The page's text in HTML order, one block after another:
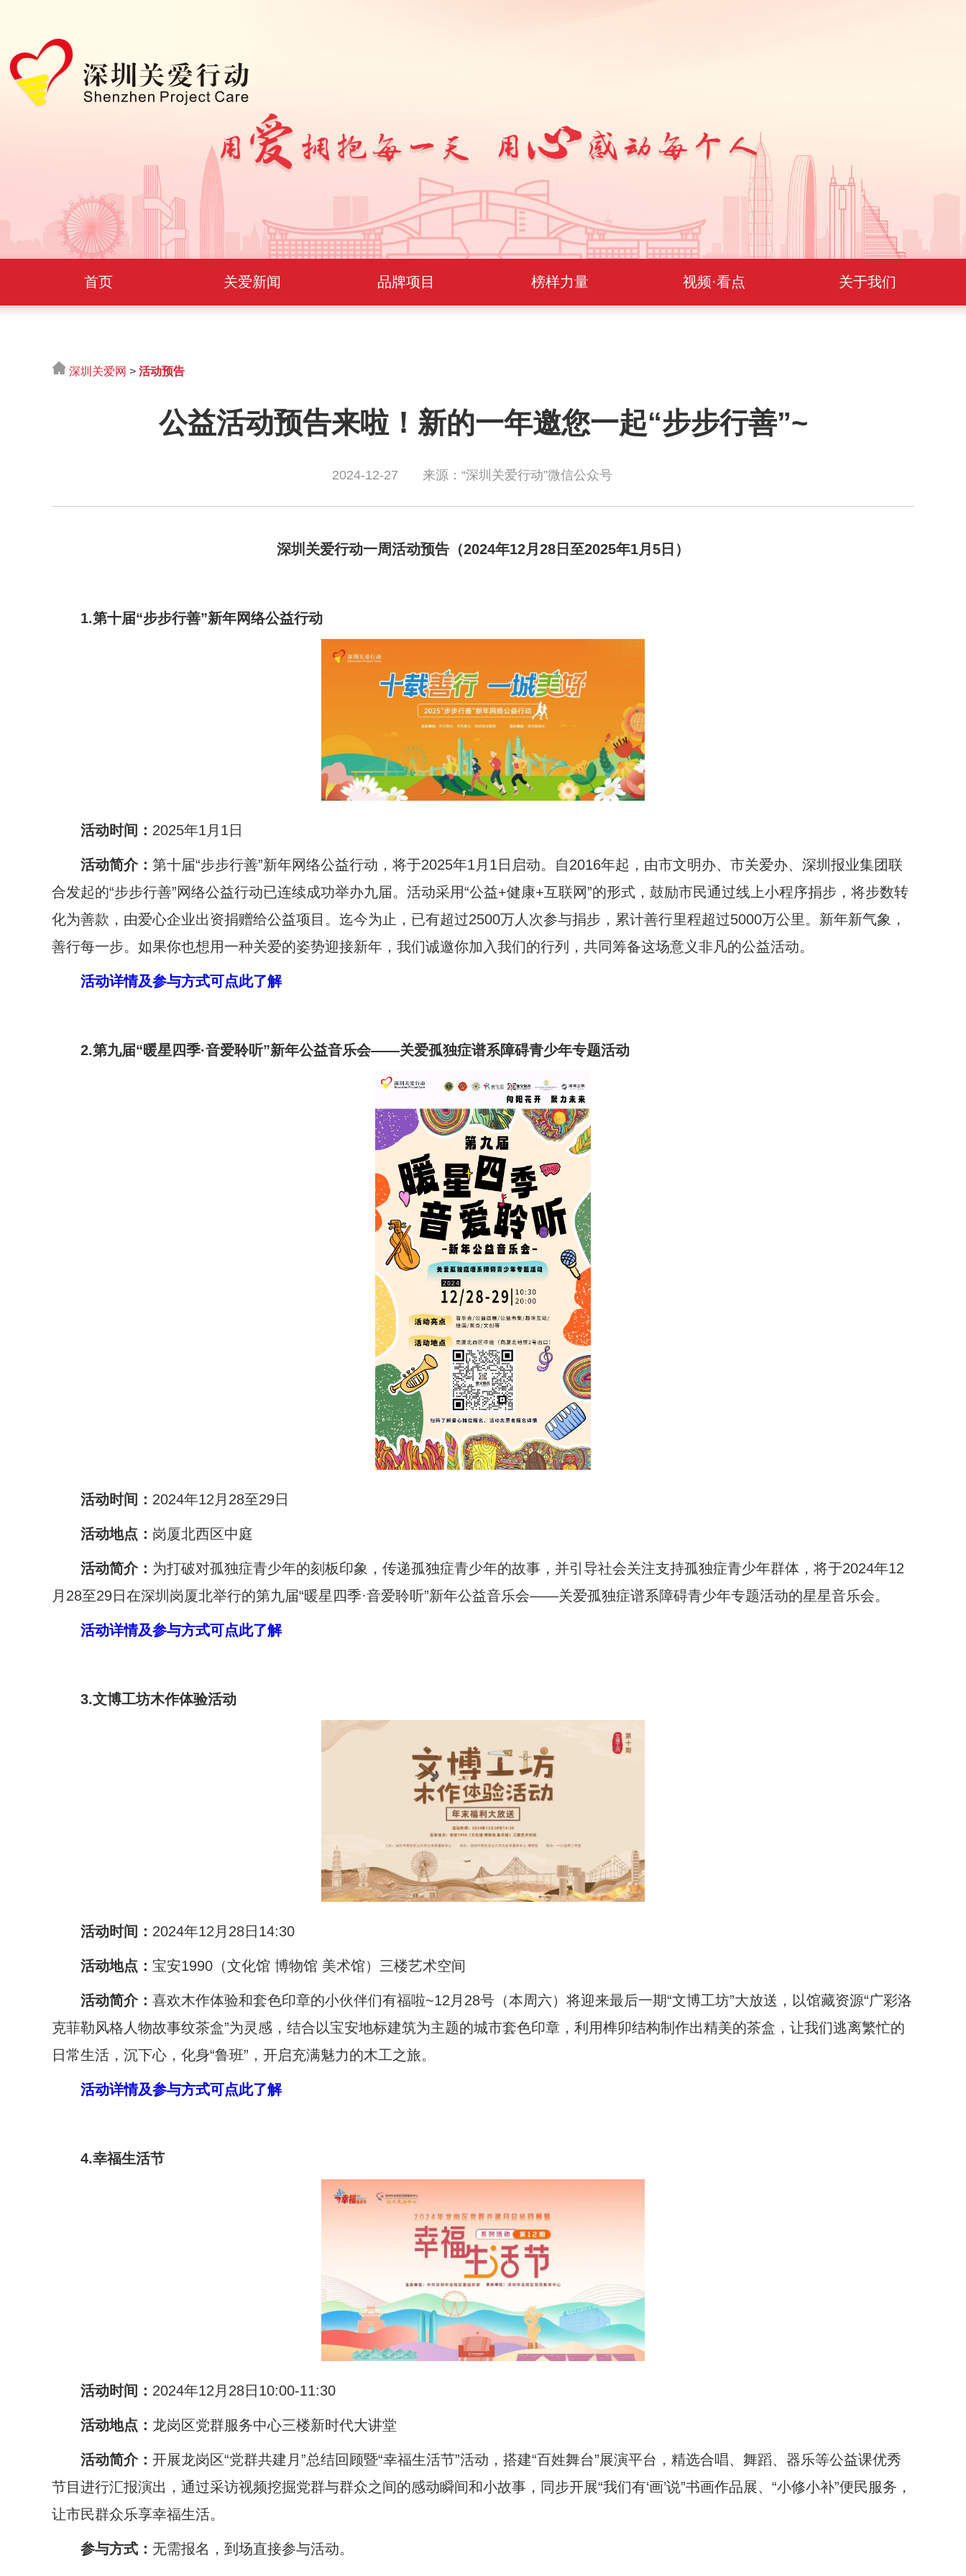
首页 关爱新闻 品牌项目 榜样力量 视频·看点 关于我们
深圳关爱网 > 活动预告
公益活动预告来啦！新的一年邀您一起“步步行善”~
2024-12-27 来源：“深圳关爱行动”微信公众号
深圳关爱行动一周活动预告 （2024年12月28日至2025年1月5日）
1.第十届“步步行善”新年网络公益行动
活动时间： 2025年1月1日
活动简介： 第十届“步步行善”新年网络公益行动，将于2025年1月1日启动。自2016年起，由市文明办、市关爱办、深圳报业集团联
合发起的“步步行善”网络公益行动已连续成功举办九届。活动采用“公益+健康+互联网”的形式，鼓励市民通过线上小程序捐步，将步数转
化为善款，由爱心企业出资捐赠给公益项目。迄今为止，已有超过2500万人次参与捐步，累计善行里程超过5000万公里。新年新气象，
善行每一步。如果你也想用一种关爱的姿势迎接新年，我们诚邀你加入我们的行列，共同筹备这场意义非凡的公益活动。
活动详情及参与方式可点此了解
2.第九届“暖星四季·音爱聆听”新年公益音乐会——关爱孤独症谱系障碍青少年专题活动
活动时间： 2024年12月28至29日
活动地点： 岗厦北西区中庭
活动简介： 为打破对孤独症青少年的刻板印象，传递孤独症青少年的故事，并引导社会关注支持孤独症青少年群体，将于2024年12
月28至29日在深圳岗厦北举行的第九届“暖星四季·音爱聆听”新年公益音乐会——关爱孤独症谱系障碍青少年专题活动的星星音乐会。
活动详情及参与方式可点此了解
3.文博工坊木作体验活动
活动时间： 2024年12月28日14:30
活动地点： 宝安1990（文化馆 博物馆 美术馆）三楼艺术空间
活动简介： 喜欢木作体验和套色印章的小伙伴们有福啦~12月28号（本周六）将迎来最后一期“文博工坊”大放送，以馆藏资源“广彩洛
克菲勒风格人物故事纹茶盒”为灵感，结合以宝安地标建筑为主题的城市套色印章，利用榫卯结构制作出精美的茶盒，让我们逃离繁忙的
日常生活，沉下心，化身“鲁班”，开启充满魅力的木工之旅。
活动详情及参与方式可点此了解
4.幸福生活节
活动时间： 2024年12月28日10:00-11:30
活动地点： 龙岗区党群服务中心三楼新时代大讲堂
活动简介： 开展龙岗区“党群共建月”总结回顾暨“幸福生活节”活动，搭建“百姓舞台”展演平台，精选合唱、舞蹈、器乐等公益课优秀
节目进行汇报演出，通过采访视频挖掘党群与群众之间的感动瞬间和小故事，同步开展“我们有‘画’说”书画作品展、“小修小补”便民服务，
让市民群众乐享幸福生活。
参与方式： 无需报名，到场直接参与活动。